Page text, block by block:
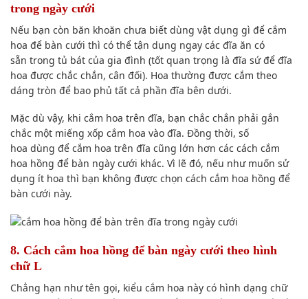
trong ngày cưới
Nếu bạn còn băn khoăn chưa biết dùng vật dụng gì để cắm
hoa để bàn cưới thì có thể tận dụng ngay các đĩa ăn có
sẵn trong tủ bát của gia đình (tốt quan trọng là đĩa sứ để đĩa
hoa được chắc chắn, cân đối). Hoa thường được cắm theo
dáng tròn để bao phủ tất cả phần đĩa bên dưới.
Mặc dù vậy, khi cắm hoa trên đĩa, bạn chắc chắn phải gắn
chắc một miếng xốp cắm hoa vào đĩa. Đồng thời, số
hoa dùng để cắm hoa trên đĩa cũng lớn hơn các cách cắm
hoa hồng để bàn ngày cưới khác. Vì lẽ đó, nếu như muốn sử
dụng ít hoa thì bạn không được chọn cách cắm hoa hồng để
bàn cưới này.
8. Cách cắm hoa hồng để bàn ngày cưới theo hình
chữ L
Chẳng hạn nhưtên gọi, kiểu cắm hoa này có hình dạng chữ